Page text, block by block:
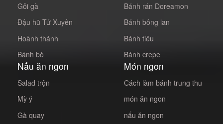
Gỏi gà
Đậu hũ Tứ Xuyên
Hoành thánh
Bánh bò
Bánh rán Doreamon
Bánh bông lan
Bánh tiêu
Bánh crepe
Nấu ăn ngon
Salad trộn
Mỳ ý
Gà quay
Món ngon
Cách làm bánh trung thu
món ăn ngon
nấu ăn ngon